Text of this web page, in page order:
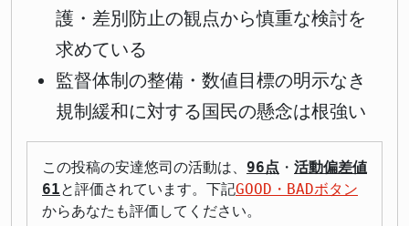
護・差別防止の観点から慎重な検討を
求めている
監督体制の整備・数値目標の明示なき
規制緩和に対する国民の懸念は根強い
この投稿の安達悠司の活動は、 96点 ・ 活動偏差値
61と評価されています。下記GOOD・BADボタン
からあなたも評価してください。